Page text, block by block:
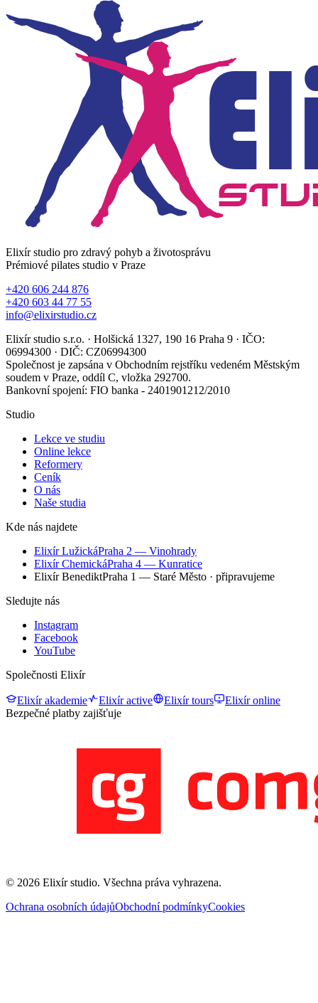
Elixír studio pro zdravý pohyb a životosprávu
Prémiové pilates studio v Praze
+420 606 244 876
+420 603 44 77 55
info@elixirstudio.cz
Elixír studio s.r.o. · Holšická 1327, 190 16 Praha 9 · IČO:
06994300 · DIČ: CZ06994300
Společnost je zapsána v Obchodním rejstříku vedeném Městským
soudem v Praze, oddíl C, vložka 292700.
Bankovní spojení: FIO banka - 2401901212/2010
Studio
Lekce ve studiu
Online lekce
Reformery
Ceník
O nás
Naše studia
Kde nás najdete
Elixír LužickáPraha 2 — Vinohrady
Elixír ChemickáPraha 4 — Kunratice
Elixír BenediktPraha 1 — Staré Město · připravujeme
Sledujte nás
Instagram
Facebook
YouTube
Společnosti Elixír
Elixír akademie Elixír active Elixír tours
Elixír online
Bezpečné platby zajišťuje
© 2026 Elixír studio. Všechna práva vyhrazena.
Ochrana osobních údajůObchodní podmínkyCookies